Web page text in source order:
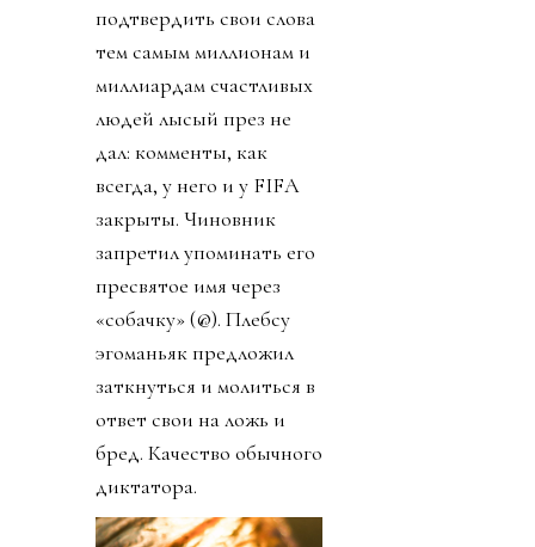
подтвердить свои слова
тем самым миллионам и
миллиардам счастливых
людей лысый през не
дал: комменты, как
всегда, у него и у FIFA
закрыты. Чиновник
запретил упоминать его
пресвятое имя через
«собачку» (@). Плебсу
эгоманьяк предложил
заткнуться и молиться в
ответ свои на ложь и
бред. Качество обычного
диктатора.